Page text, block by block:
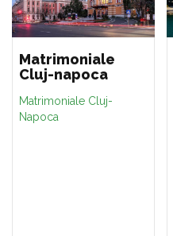
Matrimoniale
Cluj-napoca
Matrimoniale Cluj-
Napoca